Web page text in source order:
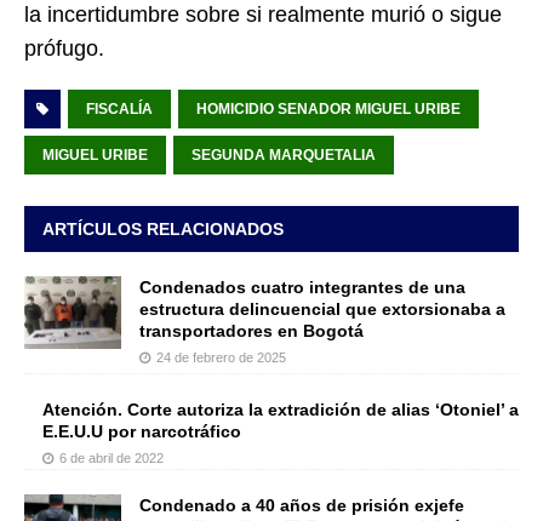
la incertidumbre sobre si realmente murió o sigue
prófugo.
FISCALÍA HOMICIDIO SENADOR MIGUEL URIBE
MIGUEL URIBE SEGUNDA MARQUETALIA
ARTÍCULOS RELACIONADOS
Condenados cuatro integrantes de una
estructura delincuencial que extorsionaba a
transportadores en Bogotá
24 de febrero de 2025
Atención. Corte autoriza la extradición de alias ‘Otoniel’ a
E.E.U.U por narcotráfico
6 de abril de 2022
Condenado a 40 años de prisión exjefe